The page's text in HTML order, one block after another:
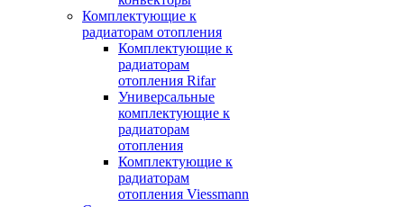
Комплектующие к
радиаторам отопления
Комплектующие к
радиаторам
отопления Rifar
Универсальные
комплектующие к
радиаторам
отопления
Комплектующие к
радиаторам
отопления Viessmann